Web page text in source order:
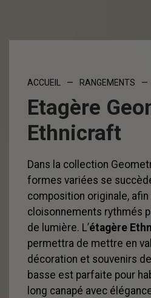
ACCUEIL — RANGEMENTS —
Etagère
Ethnicraft
Dans la collection
formes variées se
composition originale,
cloisonnements rythmés
de lumière. L’étagère
permettra de mettre en
décoration et souvenirs
basse est parfaite pour
long canapé avec